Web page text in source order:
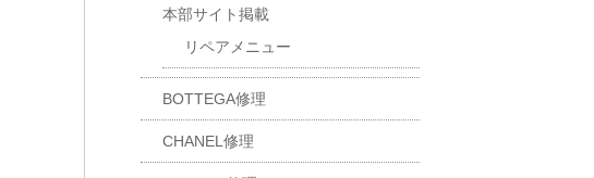
本部サイト掲載
リペアメニュー
BOTTEGA修理
CHANEL修理